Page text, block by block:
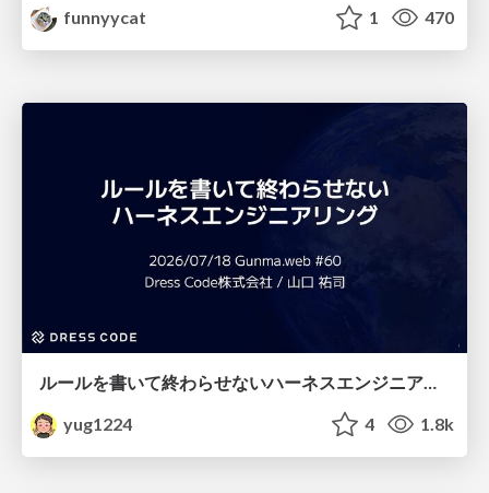
funnyycat
1 470
ルールを書いて終わらせないハーネスエンジニアリング
yug1224
4 1.8k